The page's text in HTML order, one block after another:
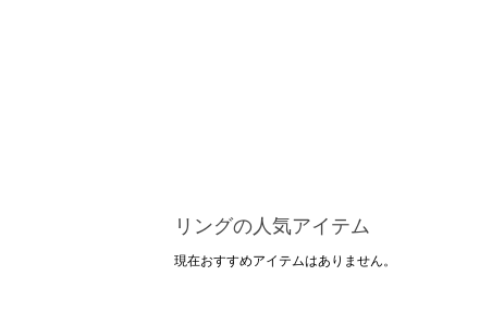
リングの人気アイテム
現在おすすめアイテムはありません。